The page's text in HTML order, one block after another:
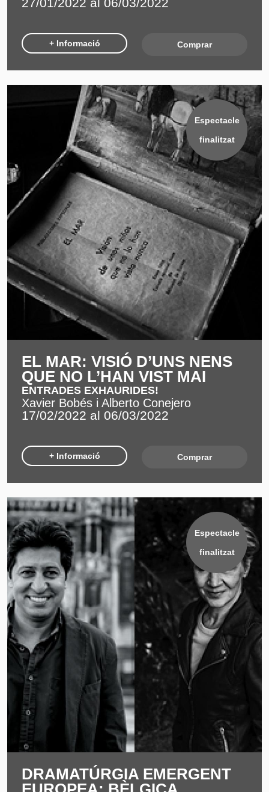
+ Informació Comprar
Espectacle
finalitzat
EL MAR: VISIÓ D’UNS NENS
QUE NO L’HAN VIST MAI
ENTRADES EXHAURIDES!
Xavier Bobés i Alberto Conejero
17/02/2022 al 06/03/2022
+ Informació Comprar
Espectacle
finalitzat
DRAMATÚRGIA EMERGENT